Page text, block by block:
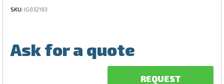
SKU: IG032193
Ask for a quote
REQUEST